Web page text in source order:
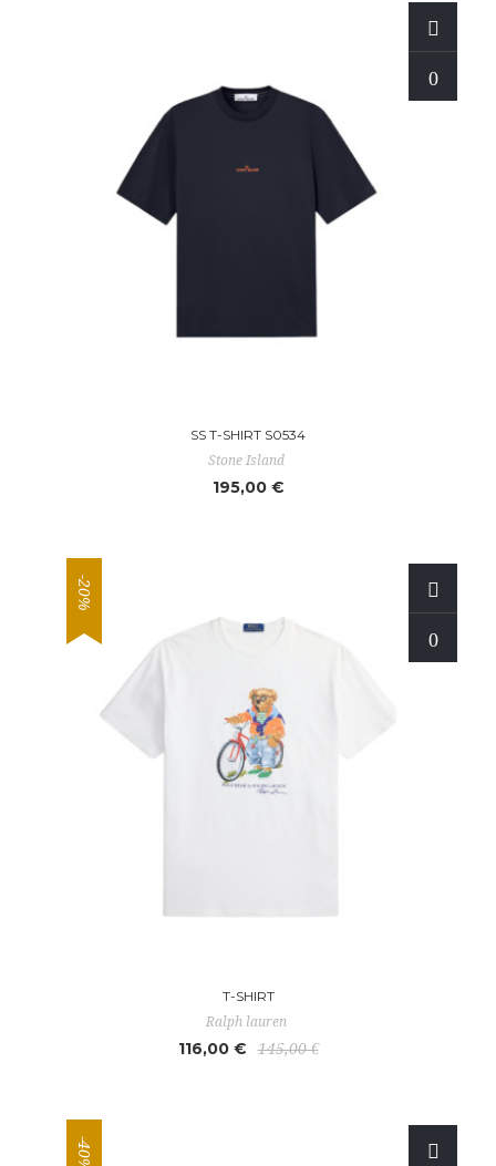
SS T-SHIRT S0534
Stone Island
195,00 €
-20%
T-SHIRT
Ralph lauren
116,00 € 145,00 €
-40%